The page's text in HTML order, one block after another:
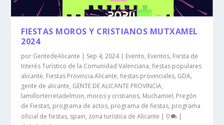
FIESTAS MOROS Y CRISTIANOS MUTXAMEL
2024
por GentedeAlicante | Sep 4, 2024| Evento, Eventos, Fiesta de
Interés Turístico de la Comunidad Valenciana,fiestas populares
alicante, Fiestas Provincia Alicante,fiestas provinciales, GDA,
gente de alicante, GENTE DE ALICANTE PROVINCIA,
lamillorterretadelmon, moros y cristianos, Muchamiel, Pregón
de Fiestas, programa de actos, programa de fiestas, programa
oficial de fiestas, spain, zona turística de Alicante | 0 |